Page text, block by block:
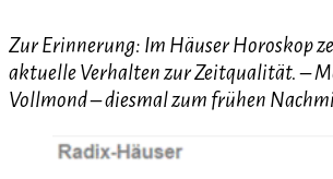
Zur Erinnerung: Im Häuser Horoskop
aktuelle Verhalten zur Zeitqualität. –
Vollmond – diesmal zum frühen